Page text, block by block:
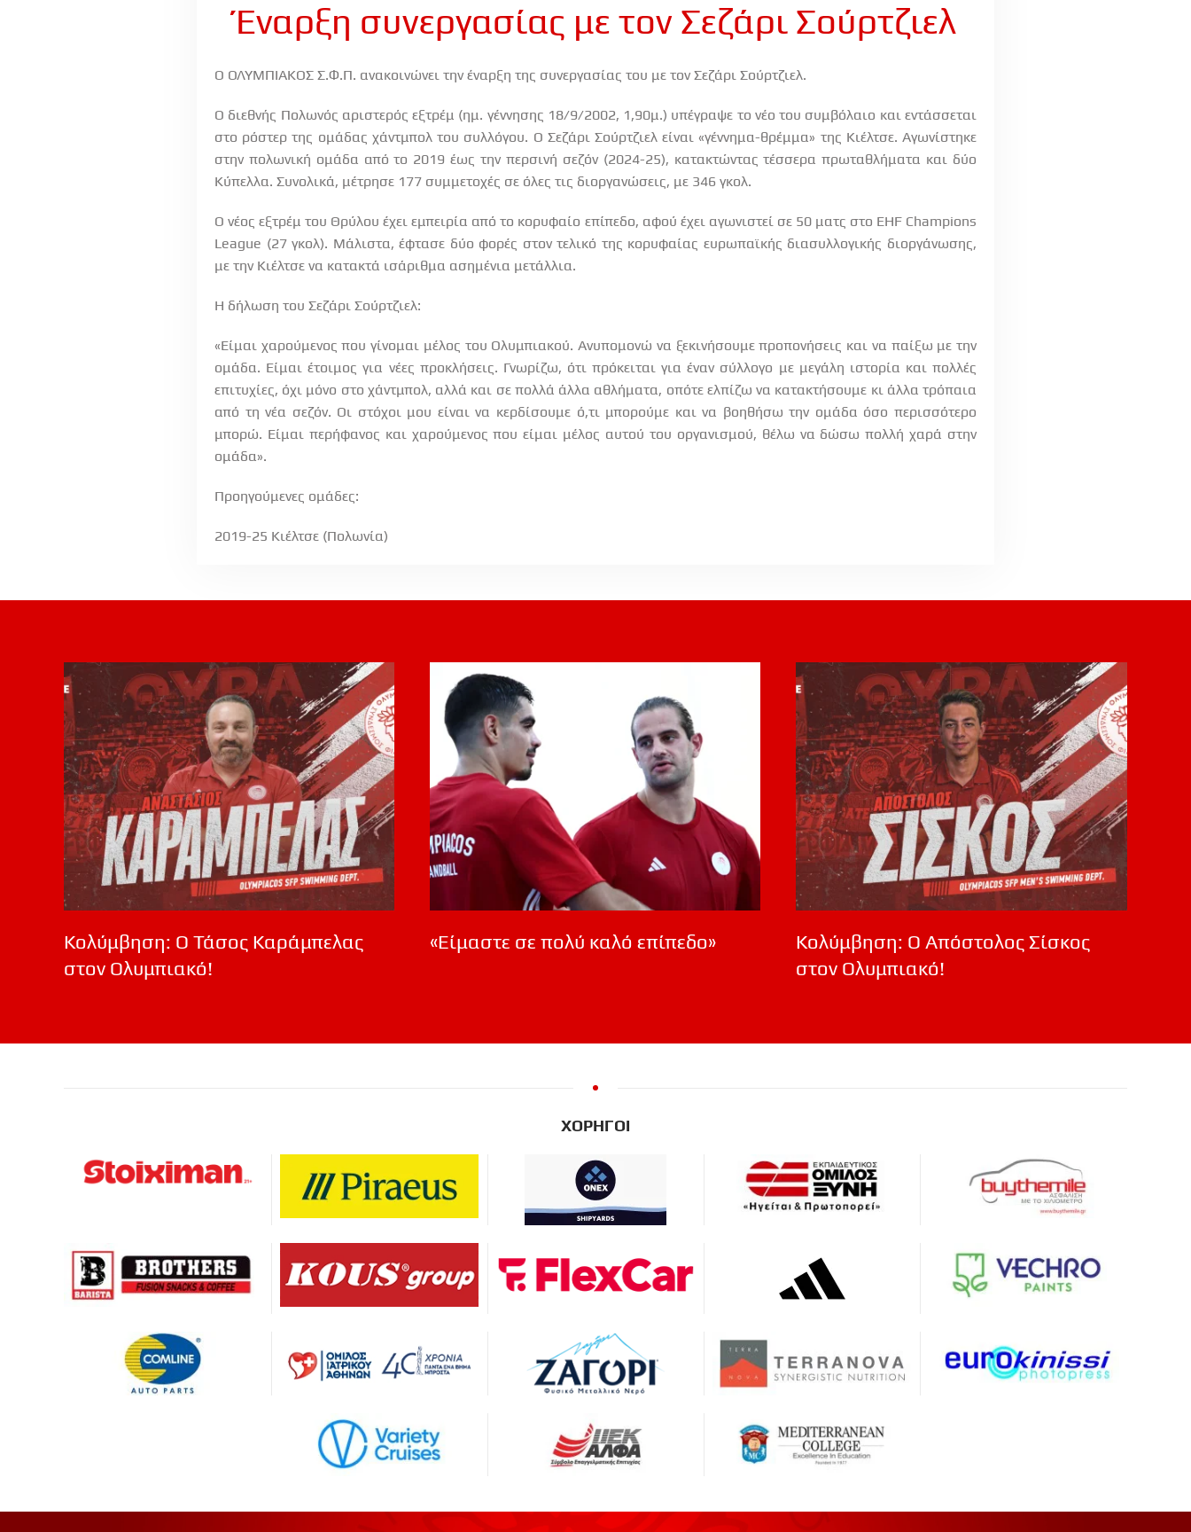
Έναρξη συνεργασίας με τον Σεζάρι Σούρτζιελ
Ο ΟΛΥΜΠΙΑΚΟΣ Σ.Φ.Π. ανακοινώνει την έναρξη της συνεργασίας του με τον Σεζάρι Σούρτζιελ.
Ο διεθνής Πολωνός αριστερός εξτρέμ (ημ. γέννησης 18/9/2002, 1,90μ.) υπέγραψε το νέο του συμβόλαιο και εντάσσεται
στο ρόστερ της ομάδας χάντμπολ του συλλόγου. Ο Σεζάρι Σούρτζιελ είναι «γέννημα-θρέμμα» της Κιέλτσε. Αγωνίστηκε
στην πολωνική ομάδα από το 2019 έως την περσινή σεζόν (2024-25), κατακτώντας τέσσερα πρωταθλήματα και δύο
Κύπελλα. Συνολικά, μέτρησε 177 συμμετοχές σε όλες τις διοργανώσεις, με 346 γκολ.
Ο νέος εξτρέμ του Θρύλου έχει εμπειρία από το κορυφαίο επίπεδο, αφού έχει αγωνιστεί σε 50 ματς στο EHF Champions
League (27 γκολ). Μάλιστα, έφτασε δύο φορές στον τελικό της κορυφαίας ευρωπαϊκής διασυλλογικής διοργάνωσης,
με την Κιέλτσε να κατακτά ισάριθμα ασημένια μετάλλια.
Η δήλωση του Σεζάρι Σούρτζιελ:
«Είμαι χαρούμενος που γίνομαι μέλος του Ολυμπιακού. Ανυπομονώ να ξεκινήσουμε προπονήσεις και να παίξω με την
ομάδα. Είμαι έτοιμος για νέες προκλήσεις. Γνωρίζω, ότι πρόκειται για έναν σύλλογο με μεγάλη ιστορία και πολλές
επιτυχίες, όχι μόνο στο χάντμπολ, αλλά και σε πολλά άλλα αθλήματα, οπότε ελπίζω να κατακτήσουμε κι άλλα τρόπαια
από τη νέα σεζόν. Οι στόχοι μου είναι να κερδίσουμε ό,τι μπορούμε και να βοηθήσω την ομάδα όσο περισσότερο
μπορώ. Είμαι περήφανος και χαρούμενος που είμαι μέλος αυτού του οργανισμού, θέλω να δώσω πολλή χαρά στην
ομάδα».
Προηγούμενες ομάδες:
2019-25 Κιέλτσε (Πολωνία)
Κολύμβηση: Ο Τάσος Καράμπελας
στον Ολυμπιακό!
«Είμαστε σε πολύ καλό επίπεδο»
Κολύμβηση: Ο Απόστολος Σίσκος
στον Ολυμπιακό!
ΧΟΡΗΓΟΙ